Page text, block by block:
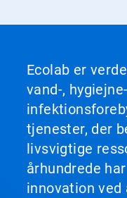
Ecolab er
vand-,
tjenester, der
livsvigtige
århundrede
innovation ved